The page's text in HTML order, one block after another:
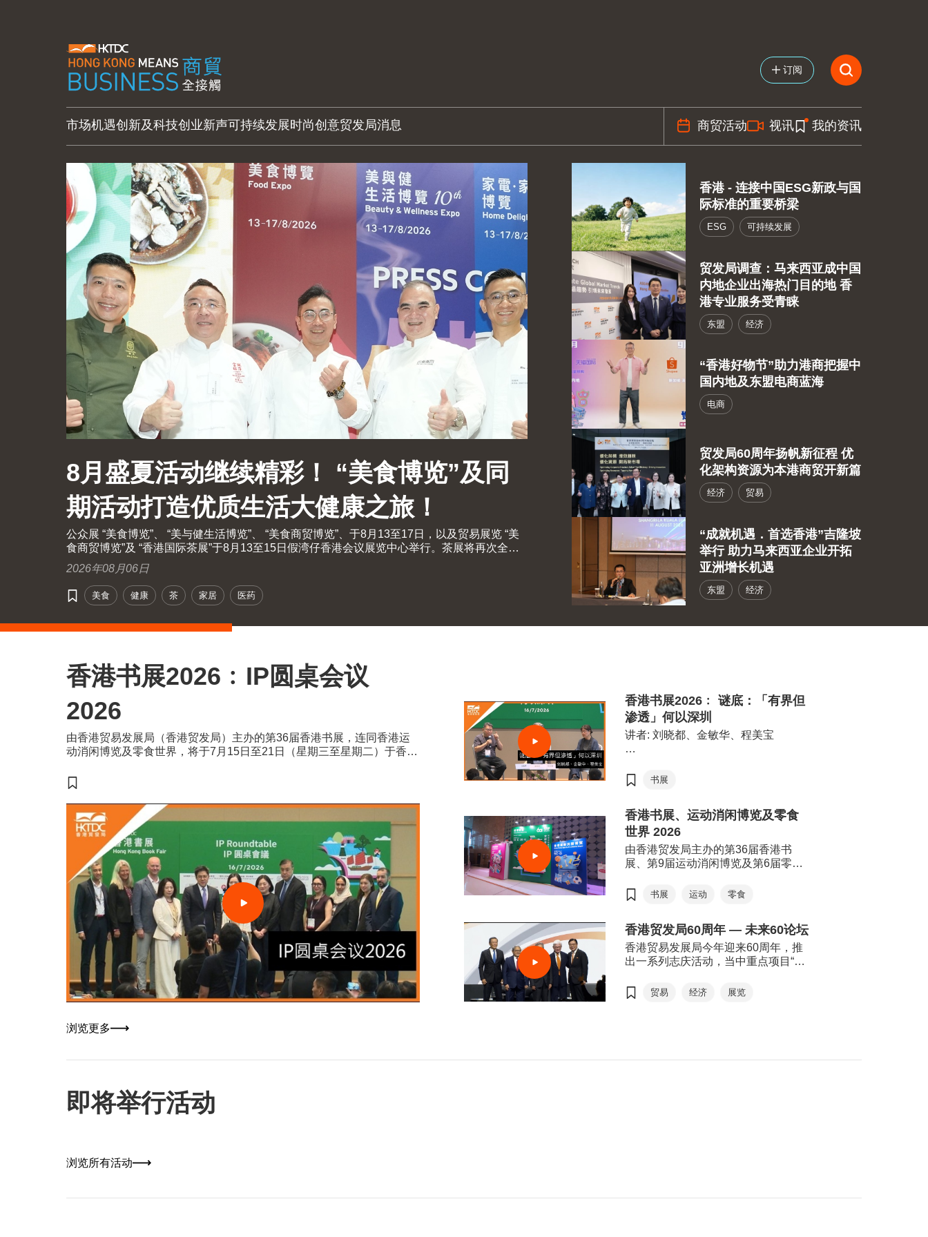
订阅
市场机遇创新及科技创业新声可持续发展时尚创意贸发局消息 商贸活动 视讯 我的资讯
8月盛夏活动继续精彩！ “美食博览”及同
期活动打造优质生活大健康之旅！
公众展 “美食博览”、 “美与健生活博览”、 “美食商贸博览”、于8月13至17日，以及贸易展览 “美
食商贸博览”及 “香港国际茶展”于8月13至15日假湾仔香港会议展览中心举行。茶展将再次全面
开放予业内人士及持票公众进场。由现代化中医药国际协会联同香港贸发局及十大科研机构携
手举办的国际现代化中医药及健康产品会议（中医药会议）亦于8月13至15日举行。
2026年08月06日
美食 健康 茶 家居 医药
香港 - 连接中国ESG新政与国
际标准的重要桥梁
ESG 可持续发展
贸发局调查：马来西亚成中国
内地企业出海热门目的地 香
港专业服务受青睐
东盟 经济
“香港好物节”助力港商把握中
国内地及东盟电商蓝海
电商
贸发局60周年扬帆新征程 优
化架构资源为本港商贸开新篇
经济 贸易
“成就机遇．首选香港”吉隆坡
举行 助力马来西亚企业开拓
亚洲增长机遇
东盟 经济
香港书展2026﹕IP圆桌会议
2026
由香港贸易发展局（香港贸发局）主办的第36届香港书展，连同香港运
动消闲博览及零食世界，将于7月15日至21日（星期三至星期二）于香港
国家及地区，为入场人士带来集阅读、运动与消闲于一体的盛夏旅程。
香港书展2026﹕ 谜底：「有界但
渗透」何以深圳
讲者: 刘晓都、金敏华、程美宝
办的第36届香港书展，连同香港运动
消闲博览及零食世界，将于7月15日至
展览中心举行。今年三项展览合共汇
聚超过770家展商，来自约30个国家
及地区，为入场人士带来集阅读、运
动与消闲于一体的盛夏旅程。
书展
香港书展、运动消闲博览及零食
世界 2026
由香港贸发局主办的第36届香港书
展、第9届运动消闲博览及第6届零食
议展览中心举行。今年书展以“从香港
阅读世界：文创传承．旅悦人生”，希
索世界各地的历史、文化和生活风
貌。来自世界各地的作家、学者和文
化界人士将齐聚香港交流分享，进一
心的独特优势。连同同期举行的运动
消闲博览及零食世界，三展共吸引超
书展 运动 零食
香港贸发局60周年 — 未来60论坛
香港贸易发展局今年迎来60周年，推
出一系列志庆活动，当中重点项目“未
展览中心举行。“未来60论坛”以“回顾
与前瞻”为主轴，由贸发局前主席邓莲
士、吴光正、苏泽光及罗康瑞担任论
贸易 经济 展览
浏览更多
即将举行活动
浏览所有活动